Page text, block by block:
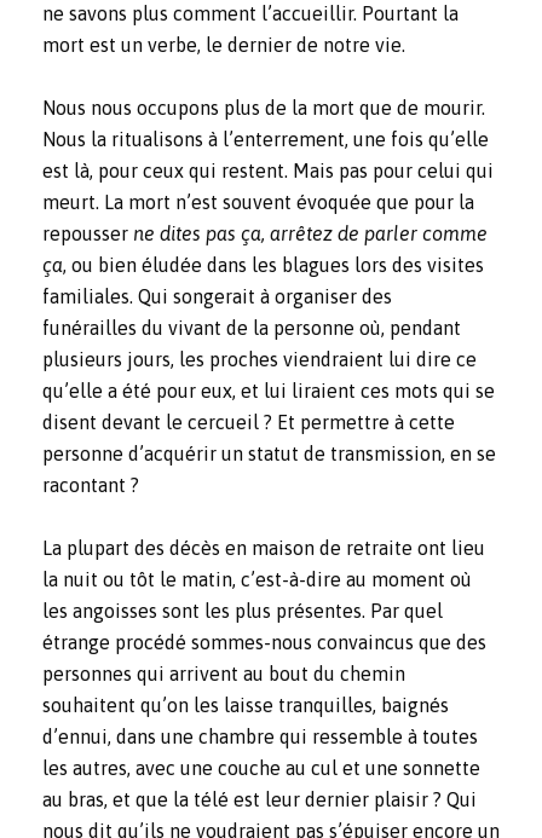
ne savons plus comment l’accueillir. Pourtant la
mort est un verbe, le dernier de notre vie.
Nous nous occupons plus de la mort que de mourir.
Nous la ritualisons à l’enterrement, une fois qu’elle
est là, pour ceux qui restent. Mais pas pour celui qui
meurt. La mort n’est souvent évoquée que pour la
repousser ne dites pas ça, arrêtez de parler comme
ça , ou bien éludée dans les blagues lors des visites
familiales. Qui songerait à organiser des
funérailles du vivant de la personne où, pendant
plusieurs jours, les proches viendraient lui dire ce
qu’elle a été pour eux, et lui liraient ces mots qui se
disent devant le cercueil ? Et permettre à cette
personne d’acquérir un statut de transmission, en se
racontant ?
La plupart des décès en maison de retraite ont lieu
la nuit ou tôt le matin, c’est-à-dire au moment où
les angoisses sont les plus présentes. Par quel
étrange procédé sommes-nous convaincus que des
personnes qui arrivent au bout du chemin
souhaitent qu’on les laisse tranquilles, baignés
d’ennui, dans une chambre qui ressemble à toutes
les autres, avec une couche au cul et une sonnette
au bras, et que la télé est leur dernier plaisir ? Qui
nous dit qu’ils ne voudraient pas s’épuiser encore un